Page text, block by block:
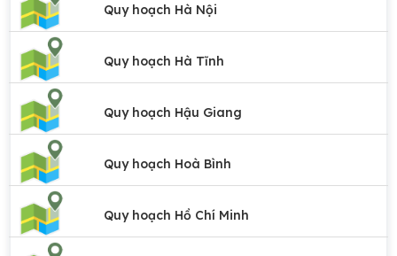
Quy hoạch Hà Nội
Quy hoạch Hà Tĩnh
Quy hoạch Hậu Giang
Quy hoạch Hoà Bình
Quy hoạch Hồ Chí Minh